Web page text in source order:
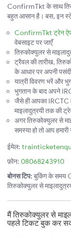
ConfirmTkt के साथ
बहुत आसान है। बस, इन
ConfirmTkt ट्रेन
वेबसाइट पर जाएँ
तिरुकोक्युलर से
ट्रैवल की तारीख,
के आधार पर अपनी
यात्री विवरण भरें और
भुगतान के बाद अपने
जैसे ही आपका IRCTC
माइलादुत्रयी तक की
अगर तिरुकोक्युलर से
समस्या हो तो आप
ईमेल:
फ़ोन: 08068243910
बोनस टिप: बुकिंग के समय
तिरुकोक्युलर से
मैं तिरुकोक्युलर से
पहले टिकट बुक कर